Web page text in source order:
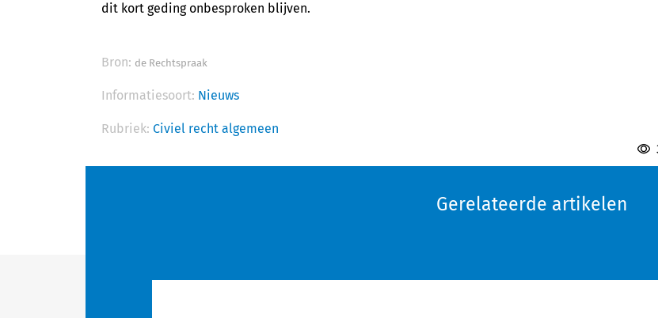
dit kort geding onbesproken blijven.
Bron: de Rechtspraak
Informatiesoort: Nieuws
Rubriek: Civiel recht algemeen
Gerelateerde artikelen